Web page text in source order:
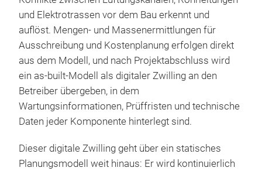
und Elektrotrassen vor dem Bau erkennt und
auflöst. Mengen- und Massenermittlungen für
Ausschreibung und Kostenplanung erfolgen direkt
aus dem Modell, und nach Projektabschluss wird
ein as-built-Modell als digitaler Zwilling an den
Betreiber übergeben, in dem
Wartungsinformationen, Prüffristen und technische
Daten jeder Komponente hinterlegt sind.
Dieser digitale Zwilling geht über ein statisches
Planungsmodell weit hinaus: Er wird kontinuierlich